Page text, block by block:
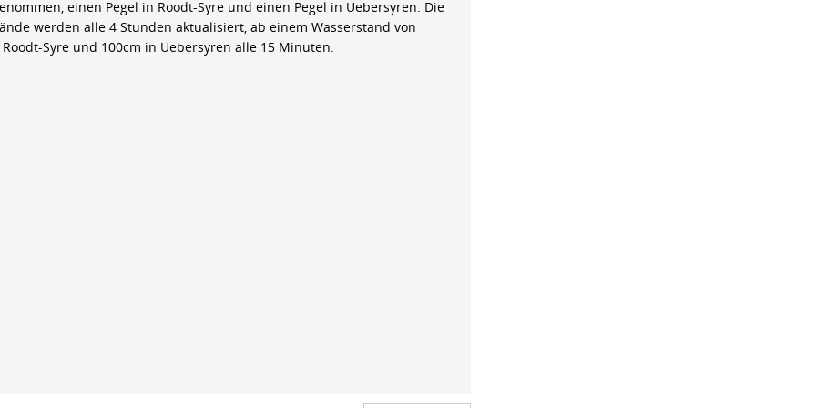
einen Pegel in Roodt-Syre und einen Pegel in Uebersyren. Die
werden alle 4 Stunden aktualisiert, ab einem Wasserstand von
Syre und 100cm in Uebersyren alle 15 Minuten.